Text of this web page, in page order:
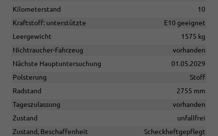
Kilometerstand
10
Kraftstoff: unterstützte
E10 geeignet
Leergewicht
1575 kg
Nichtraucher-Fahrzeug
vorhanden
Nächste Hauptuntersuchung
01.05.2029
Polsterung
Stoff
Radstand
2755 mm
Tageszulassung
vorhanden
Zustand
unfallfrei
Zustand, Beschaffenheit
Scheckheftgepflegt